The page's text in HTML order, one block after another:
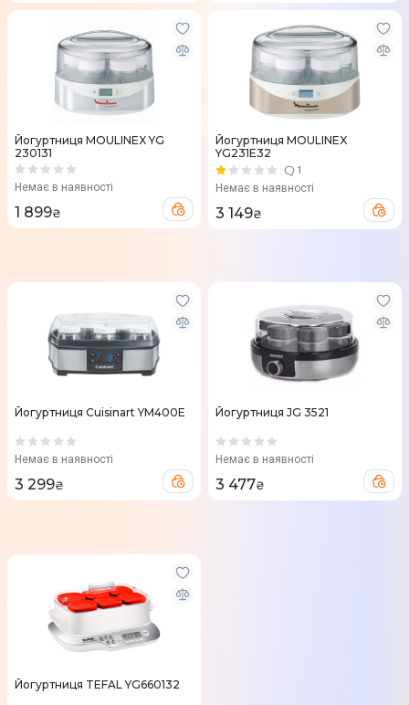
Йогуртниця MOULINEX YG
230131
Немає в наявності
1 899₴
Йогуртниця MOULINEX
YG231E32
1
Немає в наявності
3 149₴
Йогуртниця Cuisinart YM400E
Немає в наявності
3 299₴
Йогуртниця JG 3521
Немає в наявності
3 477₴
Йогуртниця TEFAL YG660132